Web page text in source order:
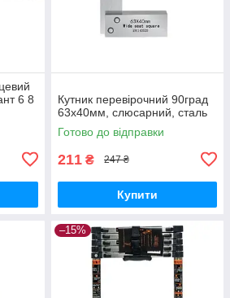
6 8
Кутник перевірочний 90град
63x40мм, слюсарний, сталь
Готово до відправки
211 ₴ 247 ₴
Купити
–15%